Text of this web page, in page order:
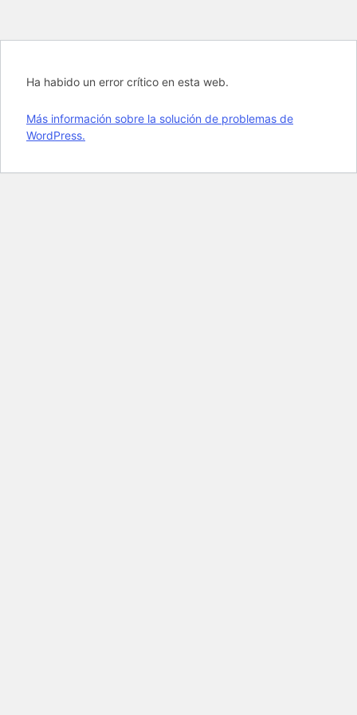
Ha habido un error crítico en esta web.
Más información sobre la solución de problemas de
WordPress.